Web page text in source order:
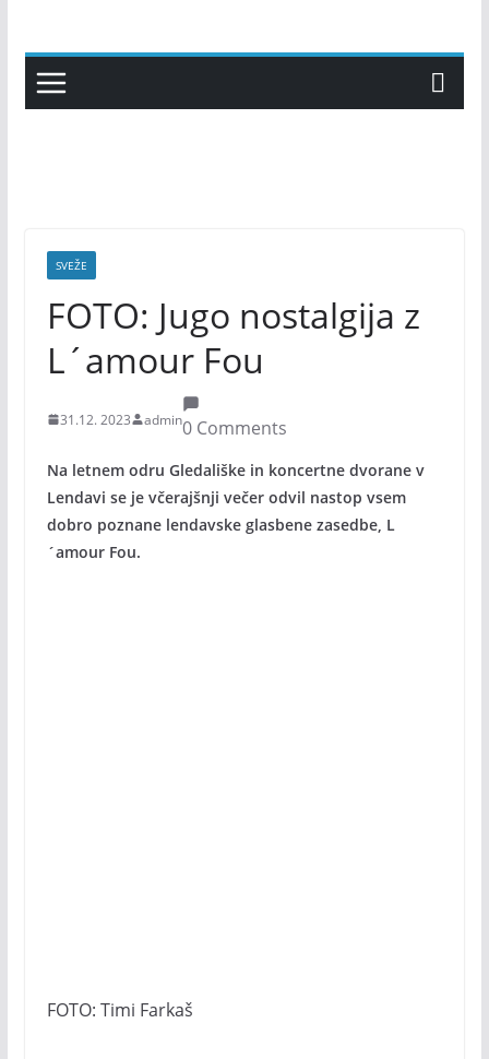
content
SVEŽE
FOTO: Jugo nostalgija z
L´amour Fou
31.12. 2023 admin0 Comments
Na letnem odru Gledališke in koncertne dvorane v
Lendavi se je včerajšnji večer odvil nastop vsem
dobro poznane lendavske glasbene zasedbe, L
´amour Fou.
FOTO: Timi Farkaš